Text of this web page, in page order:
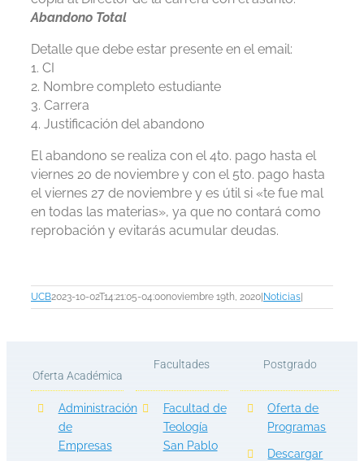
Abandono Total
Detalle que debe estar presente en el email:
1. CI
2. Nombre completo estudiante
3. Carrera
4. Justificación del abandono
El abandono se realiza con el 4to. pago hasta el
viernes 20 de noviembre y con el 5to. pago hasta
el viernes 27 de noviembre y es útil si «te fue mal
en todas las materias», ya que no contará como
reprobación y evitarás acumular deudas.
UCB2023-10-02T14:21:05-04:00noviembre 19th, 2020 Noticias
Oferta Académica
Administración
de
Empresas
Facultades
Facultad de
Teología
San Pablo
Postgrado
Oferta de
Programas
Descargar